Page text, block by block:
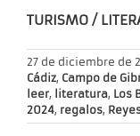
TURISMO /
27 de diciembre de
Cádiz, Campo de
leer, literatura, Los
2024, regalos,